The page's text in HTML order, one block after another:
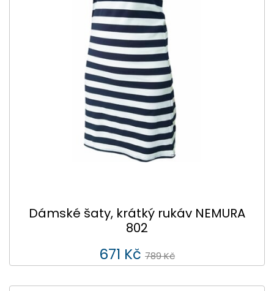
Dámské šaty, krátký rukáv NEMURA
802
671 Kč 789 Kč